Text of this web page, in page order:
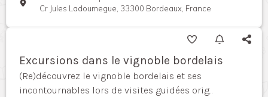
Cr Jules Ladoumegue, 33300 Bordeaux, France
Excursions dans le vignoble bordelais
(Re)découvrez le vignoble bordelais et ses
incontournables lors de visites guidées orig...